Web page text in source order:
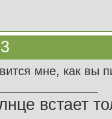
мне, как вы
встает